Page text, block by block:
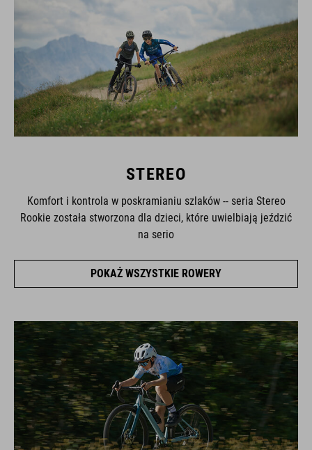
STEREO
Komfort i kontrola w poskramianiu szlaków -- seria Stereo
Rookie została stworzona dla dzieci, które uwielbiają jeździć
na serio
POKAŻ WSZYSTKIE ROWERY